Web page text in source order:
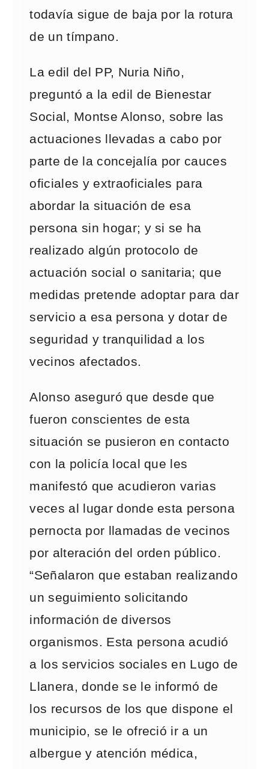
todavía sigue de baja por la rotura
de un tímpano.
La edil del PP, Nuria Niño,
preguntó a la edil de Bienestar
Social, Montse Alonso, sobre las
actuaciones llevadas a cabo por
parte de la concejalía por cauces
oficiales y extraoficiales para
abordar la situación de esa
persona sin hogar; y si se ha
realizado algún protocolo de
actuación social o sanitaria; que
medidas pretende adoptar para dar
servicio a esa persona y dotar de
seguridad y tranquilidad a los
vecinos afectados.
Alonso aseguró que desde que
fueron conscientes de esta
situación se pusieron en contacto
con la policía local que les
manifestó que acudieron varias
veces al lugar donde esta persona
pernocta por llamadas de vecinos
por alteración del orden público.
“Señalaron que estaban realizando
un seguimiento solicitando
información de diversos
organismos. Esta persona acudió
a los servicios sociales en Lugo de
Llanera, donde se le informó de
los recursos de los que dispone el
municipio, se le ofreció ir a un
albergue y atención médica,